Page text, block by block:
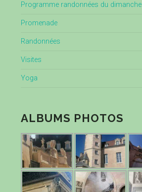
Programme randonnées du dimanche
Promenade
Randonnées
Visites
Yoga
ALBUMS PHOTOS